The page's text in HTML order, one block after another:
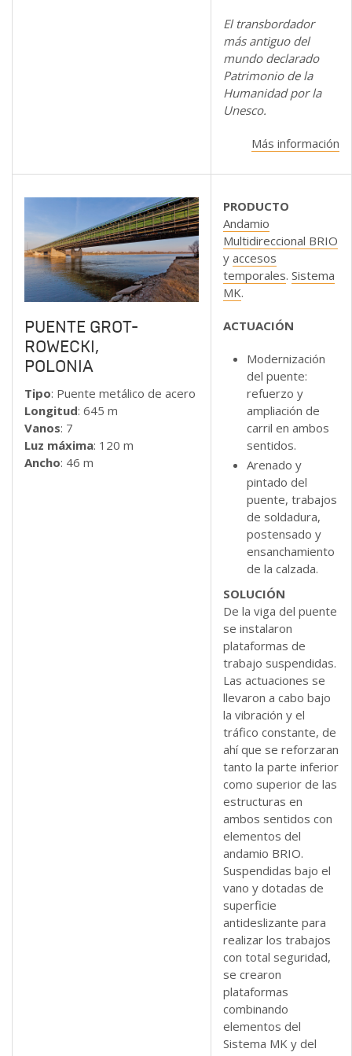
El transbordador
más antiguo del
mundo declarado
Patrimonio de la
Humanidad por la
Unesco.
Más información
PUENTE GROT-
ROWECKI,
POLONIA
Tipo: Puente metálico de acero
Longitud: 645 m
Vanos: 7
Luz máxima: 120 m
Ancho: 46 m
PRODUCTO
Andamio
Multidireccional BRIO
y accesos
temporales. Sistema
MK.
ACTUACIÓN
Modernización
del puente:
refuerzo y
ampliación de
carril en ambos
sentidos.
Arenado y
pintado del
puente, trabajos
de soldadura,
postensado y
ensanchamiento
de la calzada.
SOLUCIÓN
De la viga del puente
se instalaron
plataformas de
trabajo suspendidas.
Las actuaciones se
llevaron a cabo bajo
la vibración y el
tráfico constante, de
ahí que se reforzaran
tanto la parte inferior
como superior de las
estructuras en
ambos sentidos con
elementos del
andamio BRIO.
Suspendidas bajo el
vano y dotadas de
superficie
antideslizante para
realizar los trabajos
con total seguridad,
se crearon
plataformas
combinando
elementos del
Sistema MK y del